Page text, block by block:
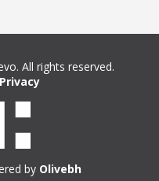
All rights reserved.
Privacy
by Olivebh